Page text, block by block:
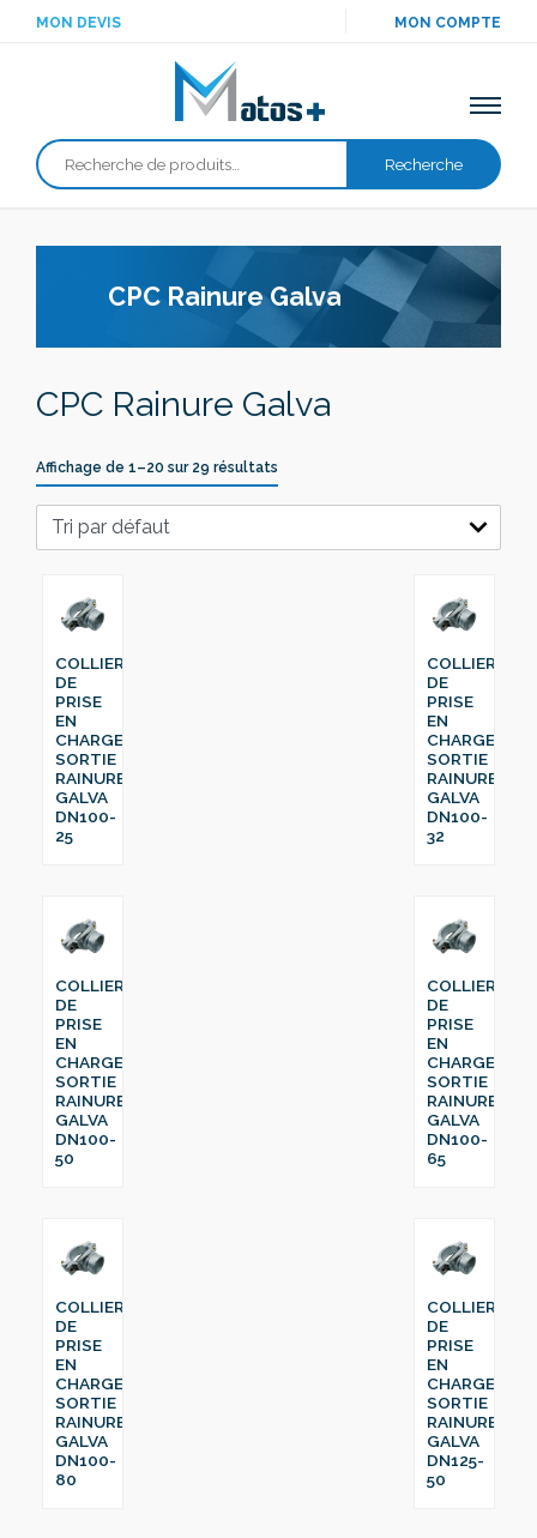
MON DEVIS MON COMPTE
Recherche
Recherche
CPC Rainure Galva
CPC Rainure Galva
Affichage de 1–20 sur 29 résultats
COLLIER
DE
PRISE
EN
CHARGE
SORTIE
RAINURE
GALVA
DN100-
25
COLLIER
DE
PRISE
EN
CHARGE
SORTIE
RAINURE
GALVA
DN100-
32
COLLIER
DE
PRISE
EN
CHARGE
SORTIE
RAINURE
GALVA
DN100-
50
COLLIER
DE
PRISE
EN
CHARGE
SORTIE
RAINURE
GALVA
DN100-
65
COLLIER
DE
PRISE
EN
CHARGE
SORTIE
RAINURE
GALVA
DN100-
80
COLLIER
DE
PRISE
EN
CHARGE
SORTIE
RAINURE
GALVA
DN125-
50